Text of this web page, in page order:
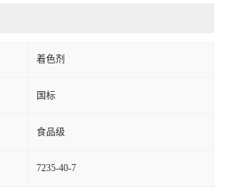
着色剂
国标
食品级
7235-40-7